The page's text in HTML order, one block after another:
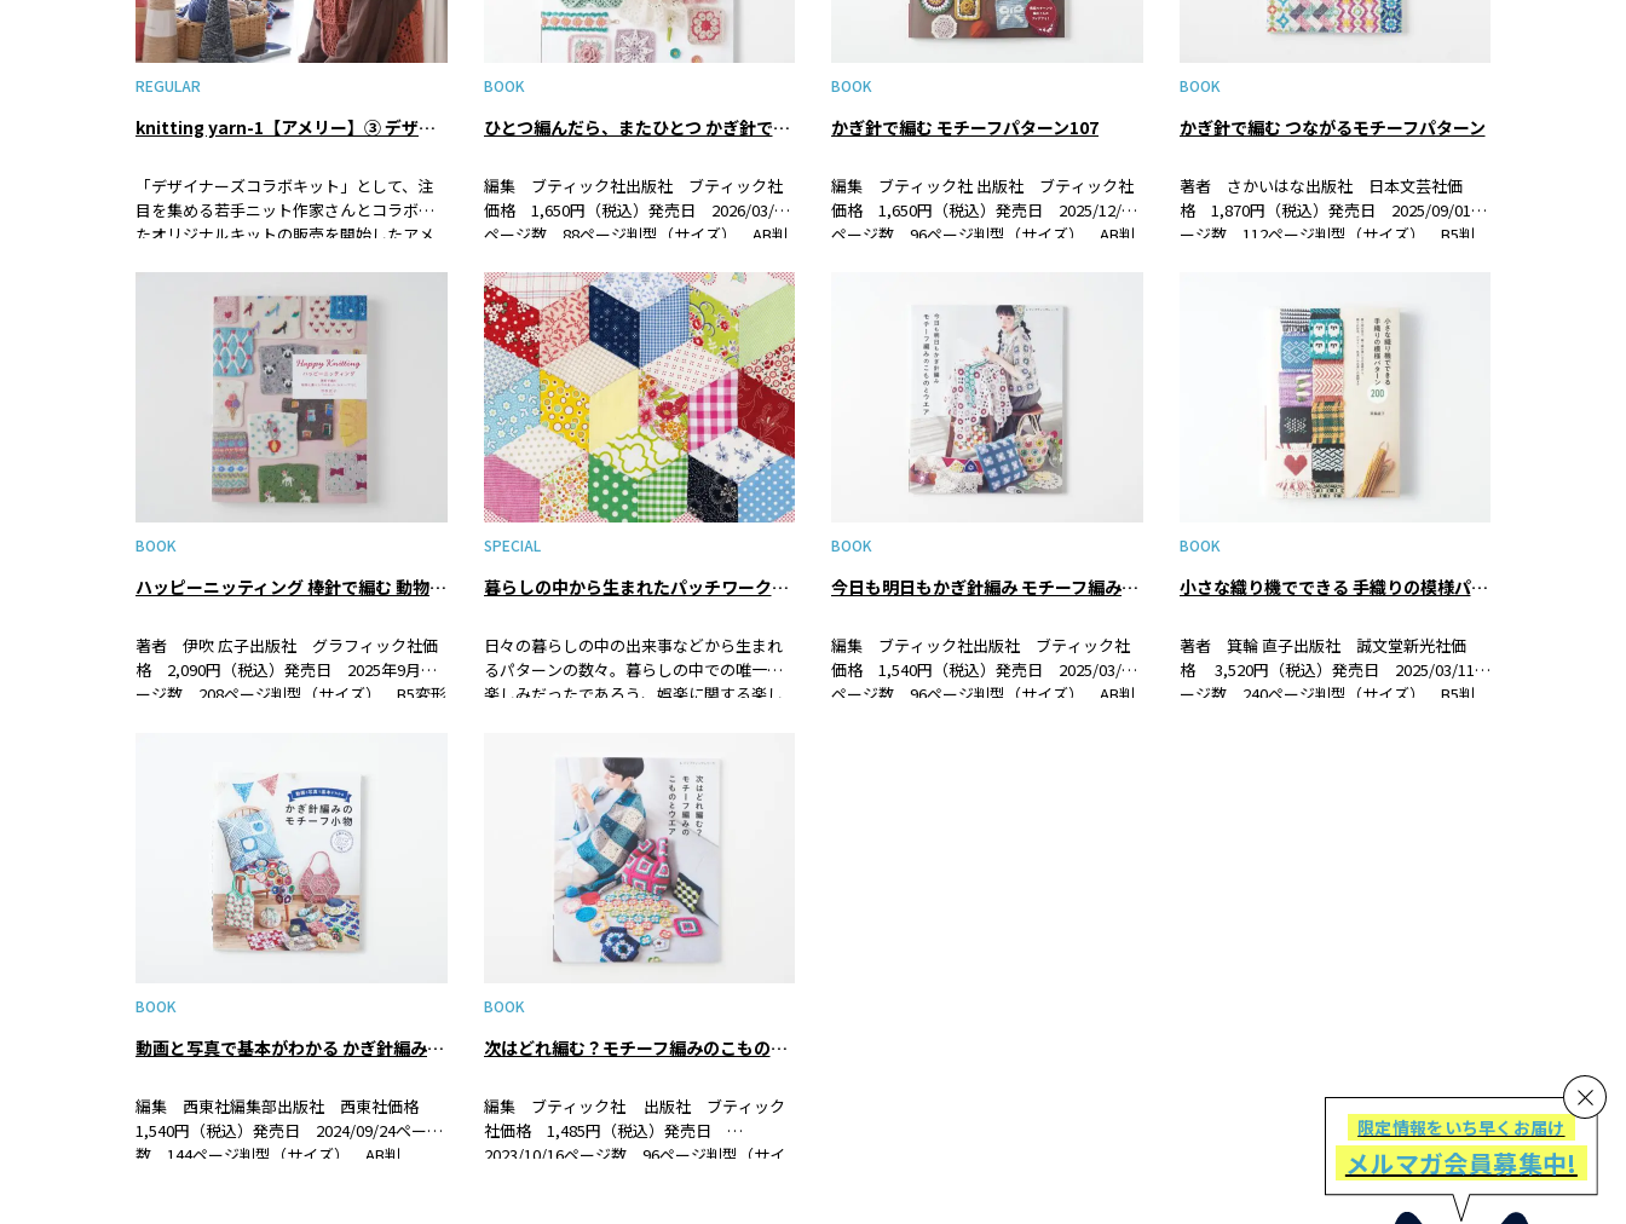
REGULAR
knitting yarn-1【アメリー】③ デザイナーズコラボキット「グラニースクエアで作るヨークセーター」デザイナー１１２ 藤本奈々子さんインタビュー
「デザイナーズコラボキット」として、注
目を集める若手ニット作家さんとコラボし
たオリジナルキットの販売を開始したアメ
に、キット制作の裏側について伺いまし
BOOK
ひとつ編んだら、またひとつ かぎ針で編むモチーフこもの
編集 ブティック社出版社 ブティック社
価格 1,650円（税込）発売日 2026/03/21
ページ数 88ページ判型（サイズ） AB判
かぎ針で編む、春夏糸のモチーフ編みのこ
ものの作品集。モチ…
BOOK
かぎ針で編む モチーフパターン107
編集 ブティック社 出版社 ブティック社
価格 1,650円（税込）発売日 2025/12/23
ページ数 96ページ判型（サイズ） AB判
BOOK
かぎ針で編む つながるモチーフパターン
著者 さかいはな出版社 日本文芸社価
格 1,870円（税込）発売日 2025/09/01ペ
ージ数 112ページ判型（サイズ） B5判
たらしいモチーフパ…
BOOK
ハッピーニッティング 棒針で編む 動物と暮らしのかわいいモチーフ100
著者 伊吹 広子出版社 グラフィック社価
格 2,090円（税込）発売日 2025年9月ペ
ージ数 208ページ判型（サイズ） B5変形
SPECIAL
暮らしの中から生まれたパッチワークのパターン①遊び、歌、ダンスのパターン
日々の暮らしの中の出来事などから生まれ
るパターンの数々。暮らしの中での唯一の
楽しみだったであろう、娯楽に関する楽し
たくなりませんか。
BOOK
今日も明日もかぎ針編み モチーフ編みのこものとウエア
編集 ブティック社出版社 ブティック社
価格 1,540円（税込）発売日 2025/03/17
ページ数 96ページ判型（サイズ） AB判
BOOK
小さな織り機でできる 手織りの模様パターン200
著者 箕輪 直子出版社 誠文堂新光社価
格 3,520円（税込）発売日 2025/03/11ペ
ージ数 240ページ判型（サイズ） B5判
BOOK
動画と写真で基本がわかる かぎ針編みのモチーフ小物
編集 西東社編集部出版社 西東社価格
1,540円（税込）発売日 2024/09/24ページ
数 144ページ判型（サイズ） AB判
BOOK
次はどれ編む？モチーフ編みのこものとウエア
編集 ブティック社 出版社 ブティック
社価格 1,485円（税込）発売日
2023/10/16ページ数 96ページ判型（サイ
限定情報をいち早くお届け
メルマガ会員募集中!